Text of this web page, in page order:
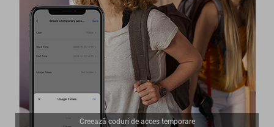
Creează coduri de acces temporare